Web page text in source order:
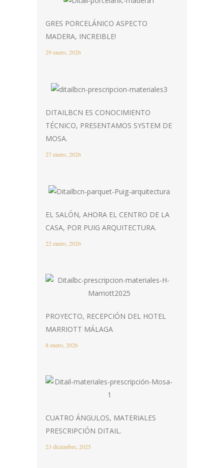
GRES PORCELÁNICO ASPECTO
MADERA, INCREIBLE!
29 enero, 2026
DITAILBCN ES CONOCIMIENTO
TÉCNICO, PRESENTAMOS SYSTEM DE
MOSA.
27 enero, 2026
EL SALÓN, AHORA EL CENTRO DE LA
CASA, POR PUIG ARQUITECTURA.
22 enero, 2026
PROYECTO, RECEPCIÓN DEL HOTEL
MARRIOTT MÁLAGA
8 enero, 2026
CUATRO ÁNGULOS, MATERIALES
PRESCRIPCIÓN DITAIL.
23 diciembre, 2025